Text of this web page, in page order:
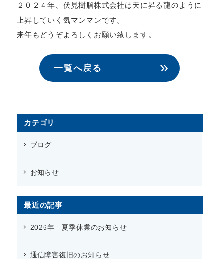
２０２４年、伏見樹脂株式会社は天に昇る龍のように
上昇していく気マンマンです。
来年もどうぞよろしくお願い致します。
一覧へ戻る
カテゴリ
ブログ
お知らせ
最近の記事
2026年 夏季休業のお知らせ
通信障害復旧のお知らせ